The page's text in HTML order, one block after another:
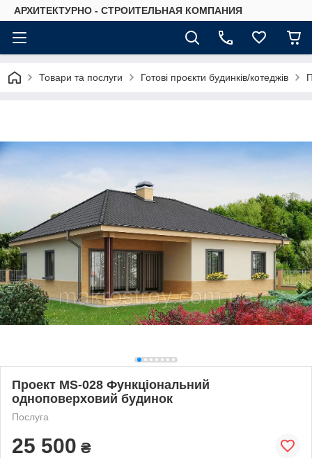
АРХИТЕКТУРНО - СТРОИТЕЛЬНАЯ КОМПАНИЯ
Товари та послуги Готові проєкти будинків/котеджів
Проект MS-028 Функціональний
одноповерховий будинок
Послуга
25 500 ₴